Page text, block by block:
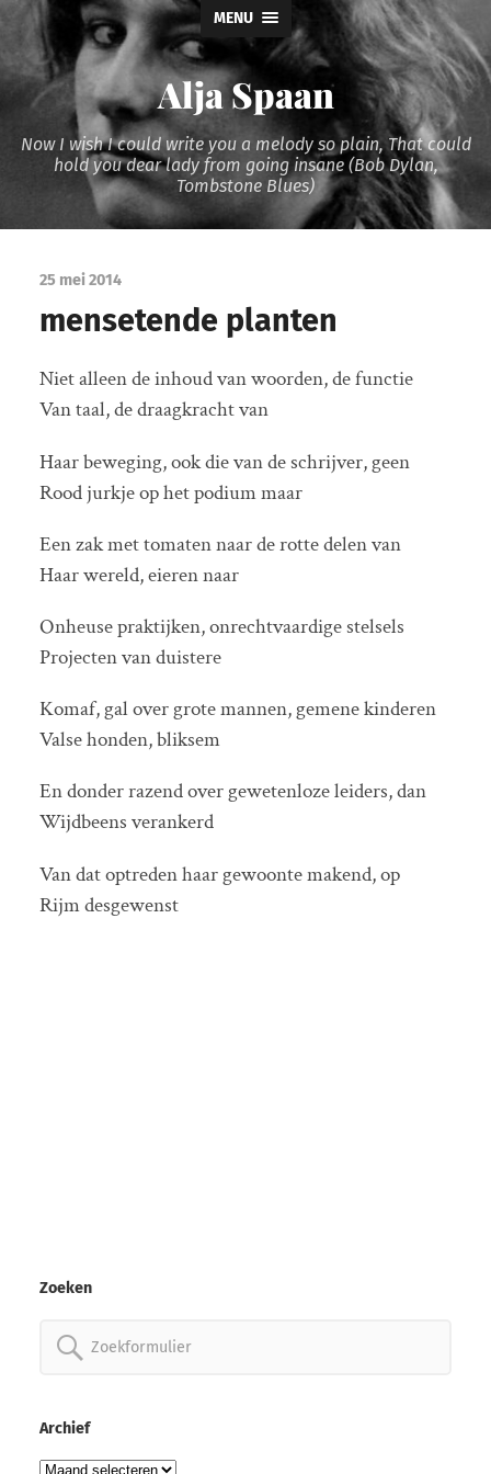
MENU
Alja Spaan
Now I wish I could write you a melody so plain, That could
hold you dear lady from going insane (Bob Dylan,
Tombstone Blues)
25 mei 2014
mensetende planten
Niet alleen de inhoud van woorden, de functie
Van taal, de draagkracht van
Haar beweging, ook die van de schrijver, geen
Rood jurkje op het podium maar
Een zak met tomaten naar de rotte delen van
Haar wereld, eieren naar
Onheuse praktijken, onrechtvaardige stelsels
Projecten van duistere
Komaf, gal over grote mannen, gemene kinderen
Valse honden, bliksem
En donder razend over gewetenloze leiders, dan
Wijdbeens verankerd
Van dat optreden haar gewoonte makend, op
Rijm desgewenst
Zoeken
Zoeken
Archief
Archief